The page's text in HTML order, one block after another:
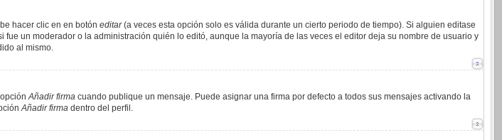
hacer clic en en botón editar(a veces esta opción solo es válida durante un cierto periodo de tiempo). Si alguien editase
un moderador o la administración quién lo editó, aunque la mayoría de las veces el editor deja su nombre de usuario y
al mismo.
opciónAñadir firma cuando publique un mensaje. Puede asignar una firma por defecto a todos sus mensajes activando la
Añadir firma dentro del perfil.